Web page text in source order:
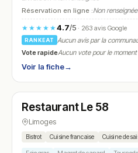
Réservation en ligne :Non renseignée
★★★★★4.7/5· 263 avis Google
RANKEAT
Aucun avis par la
Vote rapideAucun vote pour le moment
Voir la fiche→
N° 17
Restaurant Le 58
Limoges
Bistrot Cuisine francaise Cuisine de